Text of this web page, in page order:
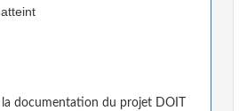
la documentation du projet DOIT